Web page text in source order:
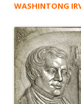
WASHINTONG